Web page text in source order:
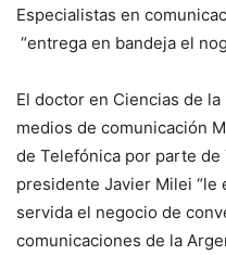
Especialistas en
“entrega en bandeja el
El doctor en Ciencias de
medios de comunicación
de Telefónica por parte
presidente Javier Milei “le
servida el negocio de
comunicaciones de la